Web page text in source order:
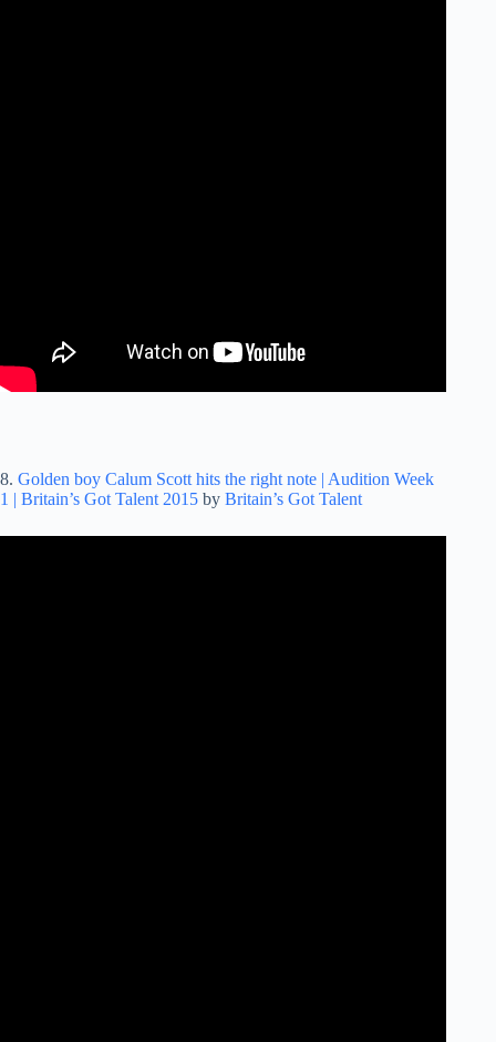
8. Golden boy Calum Scott hits the right note | Audition Week
1 | Britain’s Got Talent 2015 by Britain’s Got Talent